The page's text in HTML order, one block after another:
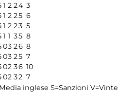
1 2 24 3
1 2 25 6
1 2 23 5
1 1 35 8
03 26 8
03 25 7
02 36 10
02 32 7
inglese S=Sanzioni V=Vinte